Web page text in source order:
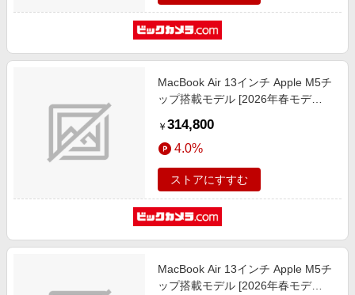
MacBook Air 13インチ Apple M5チ
ップ搭載モデル [2026年春モデ
CPUと10コアGPU] シルバー
MDH94J/A
￥ 314,800
4.0%
ストアにすすむ
MacBook Air 13インチ Apple M5チ
ップ搭載モデル [2026年春モデ